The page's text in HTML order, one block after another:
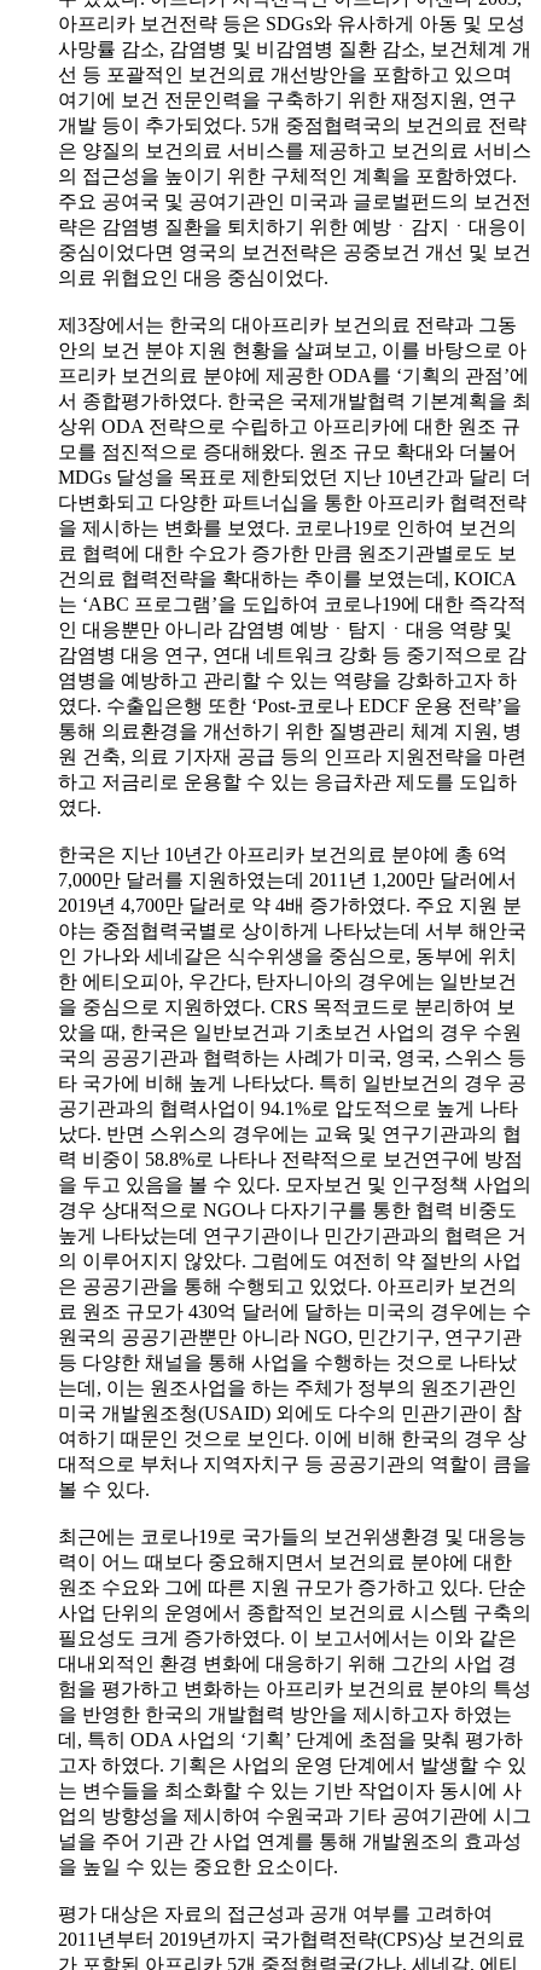
아프리카 보건전략 등은 SDGs와 유사하게 아동 및 모성
사망률 감소, 감염병 및 비감염병 질환 감소, 보건체계 개
선 등 포괄적인 보건의료 개선방안을 포함하고 있으며
여기에 보건 전문인력을 구축하기 위한 재정지원, 연구
개발 등이 추가되었다. 5개 중점협력국의 보건의료 전략
은 양질의 보건의료 서비스를 제공하고 보건의료 서비스
의 접근성을 높이기 위한 구체적인 계획을 포함하였다.
주요 공여국 및 공여기관인 미국과 글로벌펀드의 보건전
략은 감염병 질환을 퇴치하기 위한 예방ㆍ감지ㆍ대응이
중심이었다면 영국의 보건전략은 공중보건 개선 및 보건
의료 위협요인 대응 중심이었다.
제3장에서는 한국의 대아프리카 보건의료 전략과 그동
안의 보건 분야 지원 현황을 살펴보고, 이를 바탕으로 아
프리카 보건의료 분야에 제공한 ODA를 ‘기획의 관점’에
서 종합평가하였다. 한국은 국제개발협력 기본계획을 최
상위 ODA 전략으로 수립하고 아프리카에 대한 원조 규
모를 점진적으로 증대해왔다. 원조 규모 확대와 더불어
MDGs 달성을 목표로 제한되었던 지난 10년간과 달리 더
다변화되고 다양한 파트너십을 통한 아프리카 협력전략
을 제시하는 변화를 보였다. 코로나19로 인하여 보건의
료 협력에 대한 수요가 증가한 만큼 원조기관별로도 보
건의료 협력전략을 확대하는 추이를 보였는데, KOICA
는 ‘ABC 프로그램’을 도입하여 코로나19에 대한 즉각적
인 대응뿐만 아니라 감염병 예방ㆍ탐지ㆍ대응 역량 및
감염병 대응 연구, 연대 네트워크 강화 등 중기적으로 감
염병을 예방하고 관리할 수 있는 역량을 강화하고자 하
였다. 수출입은행 또한 ‘Post-코로나 EDCF 운용 전략’을
통해 의료환경을 개선하기 위한 질병관리 체계 지원, 병
원 건축, 의료 기자재 공급 등의 인프라 지원전략을 마련
하고 저금리로 운용할 수 있는 응급차관 제도를 도입하
였다.
한국은 지난 10년간 아프리카 보건의료 분야에 총 6억
7,000만 달러를 지원하였는데 2011년 1,200만 달러에서
2019년 4,700만 달러로 약 4배 증가하였다. 주요 지원 분
야는 중점협력국별로 상이하게 나타났는데 서부 해안국
인 가나와 세네갈은 식수위생을 중심으로, 동부에 위치
한 에티오피아, 우간다, 탄자니아의 경우에는 일반보건
을 중심으로 지원하였다. CRS 목적코드로 분리하여 보
았을 때, 한국은 일반보건과 기초보건 사업의 경우 수원
국의 공공기관과 협력하는 사례가 미국, 영국, 스위스 등
타 국가에 비해 높게 나타났다. 특히 일반보건의 경우 공
공기관과의 협력사업이 94.1%로 압도적으로 높게 나타
났다. 반면 스위스의 경우에는 교육 및 연구기관과의 협
력 비중이 58.8%로 나타나 전략적으로 보건연구에 방점
을 두고 있음을 볼 수 있다. 모자보건 및 인구정책 사업의
경우 상대적으로 NGO나 다자기구를 통한 협력 비중도
높게 나타났는데 연구기관이나 민간기관과의 협력은 거
의 이루어지지 않았다. 그럼에도 여전히 약 절반의 사업
은 공공기관을 통해 수행되고 있었다. 아프리카 보건의
료 원조 규모가 430억 달러에 달하는 미국의 경우에는 수
원국의 공공기관뿐만 아니라 NGO, 민간기구, 연구기관
등 다양한 채널을 통해 사업을 수행하는 것으로 나타났
는데, 이는 원조사업을 하는 주체가 정부의 원조기관인
미국 개발원조청(USAID) 외에도 다수의 민관기관이 참
여하기 때문인 것으로 보인다. 이에 비해 한국의 경우 상
대적으로 부처나 지역자치구 등 공공기관의 역할이 큼을
볼 수 있다.
최근에는 코로나19로 국가들의 보건위생환경 및 대응능
력이 어느 때보다 중요해지면서 보건의료 분야에 대한
원조 수요와 그에 따른 지원 규모가 증가하고 있다. 단순
사업 단위의 운영에서 종합적인 보건의료 시스템 구축의
필요성도 크게 증가하였다. 이 보고서에서는 이와 같은
대내외적인 환경 변화에 대응하기 위해 그간의 사업 경
험을 평가하고 변화하는 아프리카 보건의료 분야의 특성
을 반영한 한국의 개발협력 방안을 제시하고자 하였는
데, 특히 ODA 사업의 ‘기획’ 단계에 초점을 맞춰 평가하
고자 하였다. 기획은 사업의 운영 단계에서 발생할 수 있
는 변수들을 최소화할 수 있는 기반 작업이자 동시에 사
업의 방향성을 제시하여 수원국과 기타 공여기관에 시그
널을 주어 기관 간 사업 연계를 통해 개발원조의 효과성
을 높일 수 있는 중요한 요소이다.
평가 대상은 자료의 접근성과 공개 여부를 고려하여
2011년부터 2019년까지 국가협력전략(CPS)상 보건의료
가 포함된 아프리카 5개 중점협력국(가나, 세네갈, 에티